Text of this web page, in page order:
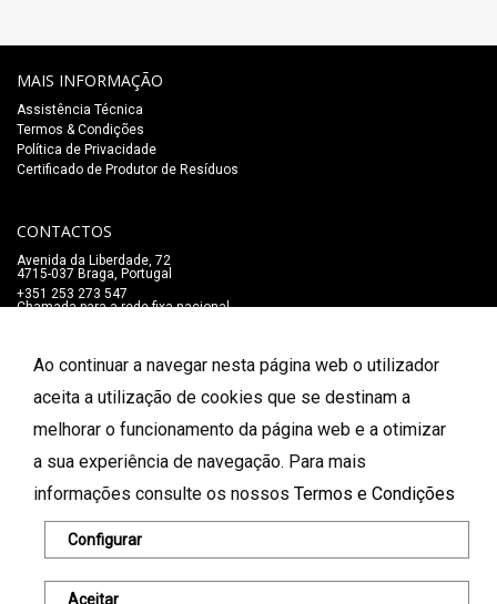
Ao continuar a navegar nesta página web o utilizador
aceita a utilização de cookies que se destinam a
melhorar o funcionamento da página web e a otimizar
a sua experiência de navegação. Para mais
informações consulte os nossos Termos e Condições
Configurar
Aceitar
MAIS INFORMAÇÃO
Assistência Técnica
Termos & Condições
Política de Privacidade
Certificado de Produtor de Resíduos
CONTACTOS
Avenida da Liberdade, 72
4715-037 Braga, Portugal
+351 253 273 547
Chamada para a rede fixa nacional
FORMAS DE PAGAMENTO
© 2026 Salão Mozart. Todos os direitos reservados.